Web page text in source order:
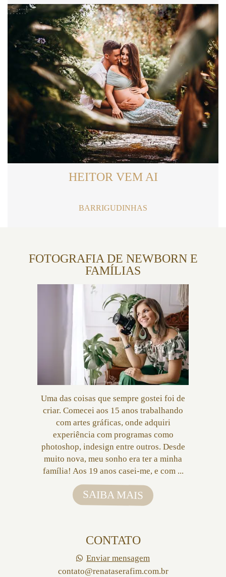
HEITOR VEM AI
BARRIGUDINHAS
FOTOGRAFIA DE NEWBORN E
FAMÍLIAS
Uma das coisas que sempre gostei foi de
criar. Comecei aos 15 anos trabalhando
com artes gráficas, onde adquiri
experiência com programas como
photoshop, indesign entre outros. Desde
muito nova, meu sonho era ter a minha
família! Aos 19 anos casei-me, e com ...
SAIBA MAIS
CONTATO
Enviar mensagem
contato@renataserafim.com.br